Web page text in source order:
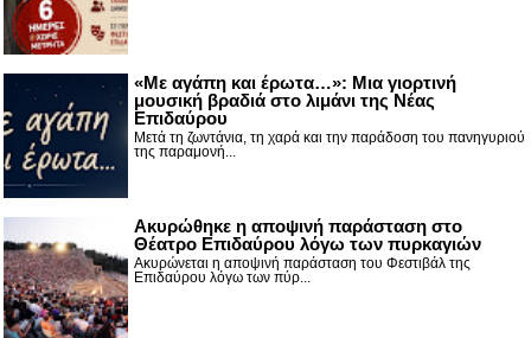
«Με αγάπη και έρωτα…»: Μια γιορτινή
μουσική βραδιά στο λιμάνι της Νέας
Επιδαύρου
Μετά τη ζωντάνια, τη χαρά και την παράδοση του πανηγυριού
της παραμονή...
Ακυρώθηκε η αποψινή παράσταση στο
Θέατρο Επιδαύρου λόγω των πυρκαγιών
Ακυρώνεται η αποψινή παράσταση του Φεστιβάλ της
Επιδαύρου λόγω των πύρ...